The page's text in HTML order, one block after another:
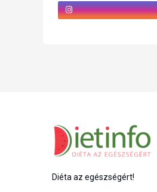
Diéta az egészségért!